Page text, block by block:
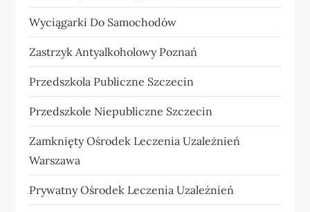
Wyciągarki Do Samochodów
Zastrzyk Antyalkoholowy Poznań
Przedszkola Publiczne Szczecin
Przedszkole Niepubliczne Szczecin
Zamknięty Ośrodek Leczenia Uzależnień
Warszawa
Prywatny Ośrodek Leczenia Uzależnień